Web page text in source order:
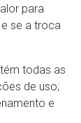
para
se a troca
todas as
de uso;
e